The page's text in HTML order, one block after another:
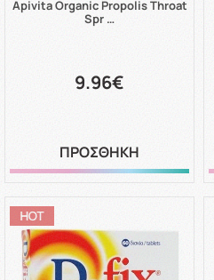
Apivita Organic Propolis Throat
Spr …
9.96€
ΠΡΟΣΘΗΚΗ